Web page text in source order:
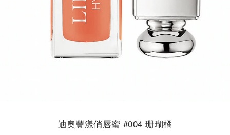
迪奧豐漾俏唇蜜 #004 珊瑚橘